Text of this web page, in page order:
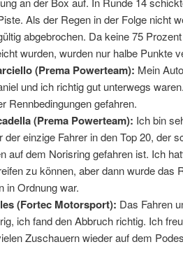
Als der Regen in der Folge nicht
abgebrochen. Da keine 75
wurden, wurden nur halbe Punkte
(Prema Powerteam): Mein
und ich richtig gut unterwegs
Rennbedingungen gefahren.
(Prema Powerteam): Ich bin
der einzige Fahrer in den Top 20, der
auf dem Norisring gefahren ist. Ich
zu können, aber dann wurde das
Ordnung war. 
(Fortec Motorsport): Das Fahren
ich fand den Abbruch richtig. Ich
Zuschauern wieder auf dem